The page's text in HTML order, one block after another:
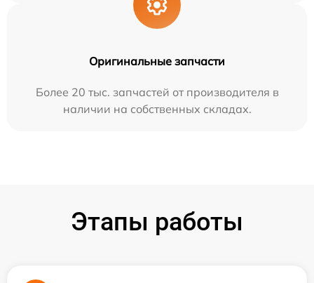
Оригинальные запчасти
Более 20 тыс. запчастей от производителя в
наличии на собственных складах.
Этапы работы